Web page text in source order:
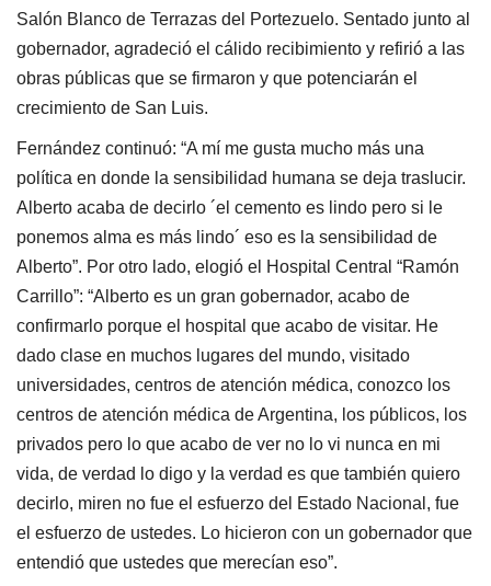
Salón Blanco de Terrazas del Portezuelo. Sentado junto al
gobernador, agradeció el cálido recibimiento y refirió a las
obras públicas que se firmaron y que potenciarán el
crecimiento de San Luis.
Fernández continuó: “A mí me gusta mucho más una
política en donde la sensibilidad humana se deja traslucir.
Alberto acaba de decirlo ´el cemento es lindo pero si le
ponemos alma es más lindo´ eso es la sensibilidad de
Alberto”. Por otro lado, elogió el Hospital Central “Ramón
Carrillo”: “Alberto es un gran gobernador, acabo de
confirmarlo porque el hospital que acabo de visitar. He
dado clase en muchos lugares del mundo, visitado
universidades, centros de atención médica, conozco los
centros de atención médica de Argentina, los públicos, los
privados pero lo que acabo de ver no lo vi nunca en mi
vida, de verdad lo digo y la verdad es que también quiero
decirlo, miren no fue el esfuerzo del Estado Nacional, fue
el esfuerzo de ustedes. Lo hicieron con un gobernador que
entendió que ustedes que merecían eso”.